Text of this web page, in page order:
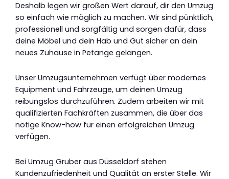
Deshalb legen wir großen Wert darauf, dir den Umzug
so einfach wie möglich zu machen. Wir sind pünktlich,
professionell und sorgfältig und sorgen dafür, dass
deine Möbel und dein Hab und Gut sicher an dein
neues Zuhause in Petange gelangen.
Unser Umzugsunternehmen verfügt über modernes
Equipment und Fahrzeuge, um deinen Umzug
reibungslos durchzuführen. Zudem arbeiten wir mit
qualifizierten Fachkräften zusammen, die über das
nötige Know-how für einen erfolgreichen Umzug
verfügen.
Bei Umzug Gruber aus Düsseldorf stehen
Kundenzufriedenheit und Qualität an erster Stelle. Wir